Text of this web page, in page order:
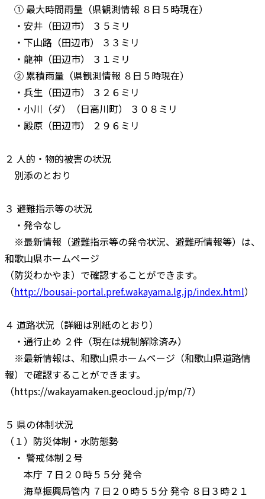
① 最大時間雨量（県観測情報 ８日５時現在）
・安井（田辺市） ３５ミリ
・下山路（田辺市） ３３ミリ
・龍神（田辺市） ３１ミリ
② 累積雨量（県観測情報 ８日５時現在）
・兵生（田辺市） ３２６ミリ
・小川（ダ）（日高川町） ３０８ミリ
・殿原（田辺市） ２９６ミリ
２ 人的・物的被害の状況
別添のとおり
３ 避難指示等の状況
・発令なし
※最新情報（避難指示等の発令状況、避難所情報等）は、
和歌山県ホームページ
（防災わかやま）で確認することができます。
（http://bousai-portal.pref.wakayama.lg.jp/index.html）
４ 道路状況（詳細は別紙のとおり）
・通行止め ２件（現在は規制解除済み）
※最新情報は、和歌山県ホームページ（和歌山県道路情
報）で確認することができます。
（https://wakayamaken.geocloud.jp/mp/7）
５ 県の体制状況
（１）防災体制・水防態勢
・ 警戒体制２号
本庁 ７日２０時５５分 発令
海草振興局管内 ７日２０時５５分 発令 ８日３時２１